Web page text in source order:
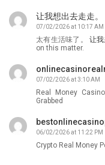
让我想出去走走。
07/02/2026 at 10:17 AM
太有生活味了。 让我
on this matter.
07/02/2026 at 3:10 AM
Real Money
Grabbed
06/02/2026 at 11:22 PM
Crypto Real Money